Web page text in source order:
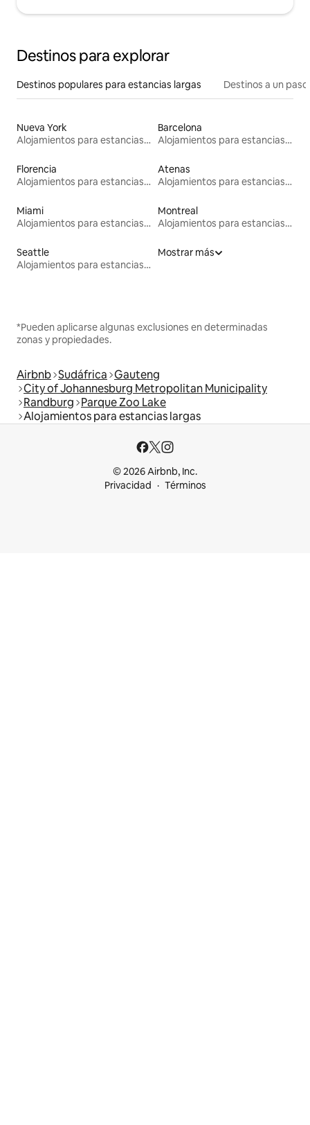
Destinos para explorar
Destinos populares para estancias largas Destinos a un
Nueva York
Alojamientos para estancias largas
Barcelona
Alojamientos para estancias largas
Florencia
Alojamientos para estancias largas
Atenas
Alojamientos para estancias largas
Miami
Alojamientos para estancias largas
Montreal
Alojamientos para estancias largas
Seattle
Alojamientos para estancias largas
Mostrar más
*Pueden aplicarse algunas exclusiones en determinadas
zonas y propiedades.
Airbnb Sudáfrica Gauteng
City of Johannesburg Metropolitan Municipality
Randburg Parque Zoo Lake
Alojamientos para estancias largas
© 2026 Airbnb, Inc.
Privacidad
Términos